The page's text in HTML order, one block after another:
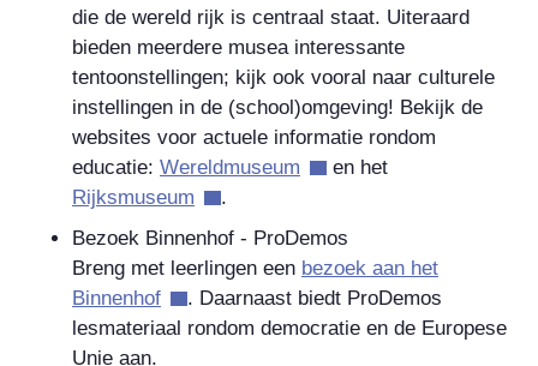
die de wereld rijk is centraal staat. Uiteraard
bieden meerdere musea interessante
tentoonstellingen; kijk ook vooral naar culturele
instellingen in de (school)omgeving! Bekijk de
websites voor actuele informatie rondom
educatie: Wereldmuseum
en het
Rijksmuseum
.
Bezoek Binnenhof - ProDemos
Breng met leerlingen een bezoek aan het
Binnenhof
. Daarnaast biedt ProDemos
lesmateriaal rondom democratie en de Europese
Unie aan.